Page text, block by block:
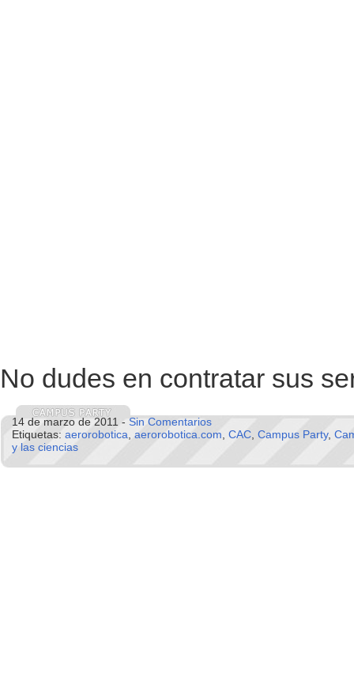
No dudes en contratar sus
14 de marzo de 2011 - Sin Comentarios
Etiquetas:aerorobotica,aerorobotica.com,CAC,Campus Party,
y las ciencias